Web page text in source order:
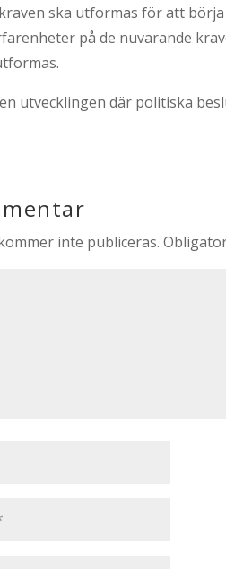
ska utformas för att börja
på de nuvarande
utvecklingen där politiska
inte publiceras.